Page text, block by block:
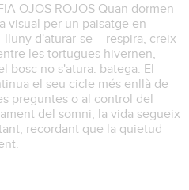
OJOS ROJOS Quan dormen
visual per un paisatge en
d'aturar-se— respira, creix
les tortugues hivernen,
bosc no s'atura: batega. El
el seu cicle més enllà de
preguntes o al control del
del somni, la vida segueix
recordant que la quietud